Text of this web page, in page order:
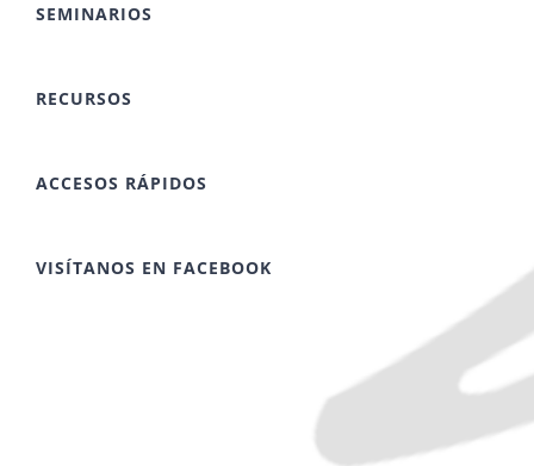
SEMINARIOS
RECURSOS
ACCESOS RÁPIDOS
VISÍTANOS EN FACEBOOK